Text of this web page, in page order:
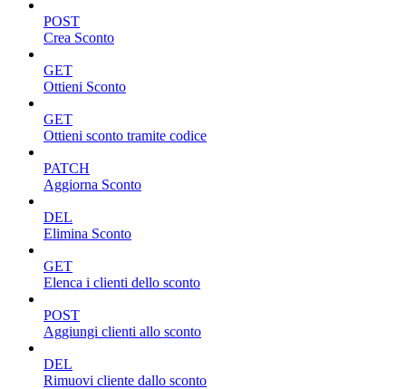
POST
Crea Sconto
GET
Ottieni Sconto
GET
Ottieni sconto tramite codice
PATCH
Aggiorna Sconto
DEL
Elimina Sconto
GET
Elenca i clienti dello sconto
POST
Aggiungi clienti allo sconto
DEL
Rimuovi cliente dallo sconto